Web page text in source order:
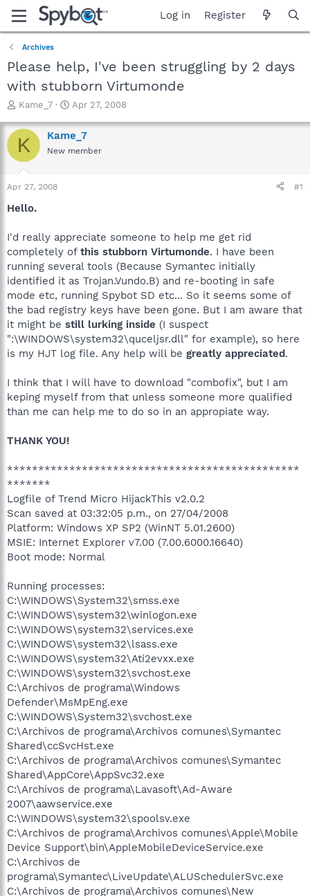
Log in Register
Archives
Please help, I've been struggling by 2 days
with stubborn Virtumonde
T
r
e
a
t
a
e
r
Kame_7
S
a
r
t
Apr 27, 2008
K Kame_7
New member
Apr 27, 2008 #1
Hello.
I'd really appreciate someone to help me get rid
completely of this stubborn Virtumonde. I have been
running several tools (Because Symantec initially
identified it as Trojan.Vundo.B) and re-booting in safe
mode etc, running Spybot SD etc... So it seems some of
the bad registry keys have been gone. But I am aware that
it might be still lurking inside (I suspect
":\WINDOWS\system32\quceljsr.dll" for example), so here
is my HJT log file. Any help will be greatly appreciated.
I think that I will have to download "combofix", but I am
keping myself from that unless someone more qualified
than me can help me to do so in an appropiate way.
THANK YOU!
***********************************************
*******
Logfile of Trend Micro HijackThis v2.0.2
Scan saved at 03:32:05 p.m., on 27/04/2008
Platform: Windows XP SP2 (WinNT 5.01.2600)
MSIE: Internet Explorer v7.00 (7.00.6000.16640)
Boot mode: Normal
Running processes:
C:\WINDOWS\System32\smss.exe
C:\WINDOWS\system32\winlogon.exe
C:\WINDOWS\system32\services.exe
C:\WINDOWS\system32\lsass.exe
C:\WINDOWS\system32\Ati2evxx.exe
C:\WINDOWS\system32\svchost.exe
C:\Archivos de programa\Windows
Defender\MsMpEng.exe
C:\WINDOWS\System32\svchost.exe
C:\Archivos de programa\Archivos comunes\Symantec
Shared\ccSvcHst.exe
C:\Archivos de programa\Archivos comunes\Symantec
Shared\AppCore\AppSvc32.exe
C:\Archivos de programa\Lavasoft\Ad-Aware
2007\aawservice.exe
C:\WINDOWS\system32\spoolsv.exe
C:\Archivos de programa\Archivos comunes\Apple\Mobile
Device Support\bin\AppleMobileDeviceService.exe
C:\Archivos de
programa\Symantec\LiveUpdate\ALUSchedulerSvc.exe
C:\Archivos de programa\Archivos comunes\New